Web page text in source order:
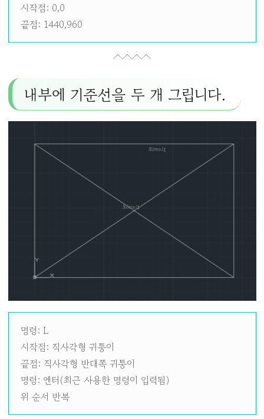
시작점: 0,0
끝점: 1440,960
내부에 기준선을 두 개 그립니다.
명령: L
시작점: 직사각형 귀퉁이
끝점: 직사각형 반대쪽 귀퉁이
명령: 엔터(최근 사용한 명령이 입력됨)
위 순서 반복